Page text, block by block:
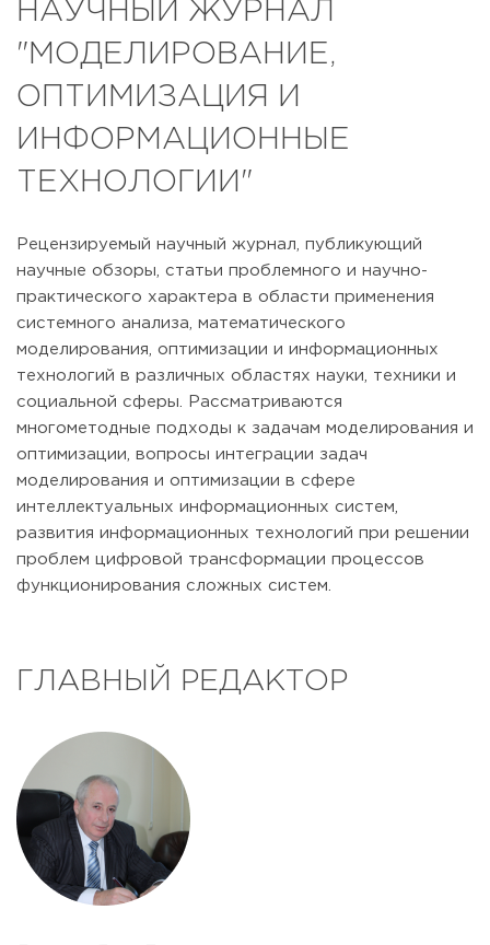
НАУЧНЫЙ ЖУРНАЛ
"МОДЕЛИРОВАНИЕ,
ОПТИМИЗАЦИЯ И
ИНФОРМАЦИОННЫЕ
ТЕХНОЛОГИИ"
Рецензируемый научный журнал, публикующий
научные обзоры, статьи проблемного и научно-
практического характера в области применения
системного анализа, математического
моделирования, оптимизации и информационных
технологий в различных областях науки, техники и
социальной сферы. Рассматриваются
многометодные подходы к задачам моделирования и
оптимизации, вопросы интеграции задач
моделирования и оптимизации в сфере
интеллектуальных информационных систем,
развития информационных технологий при решении
проблем цифровой трансформации процессов
функционирования сложных систем.
ГЛАВНЫЙ РЕДАКТОР